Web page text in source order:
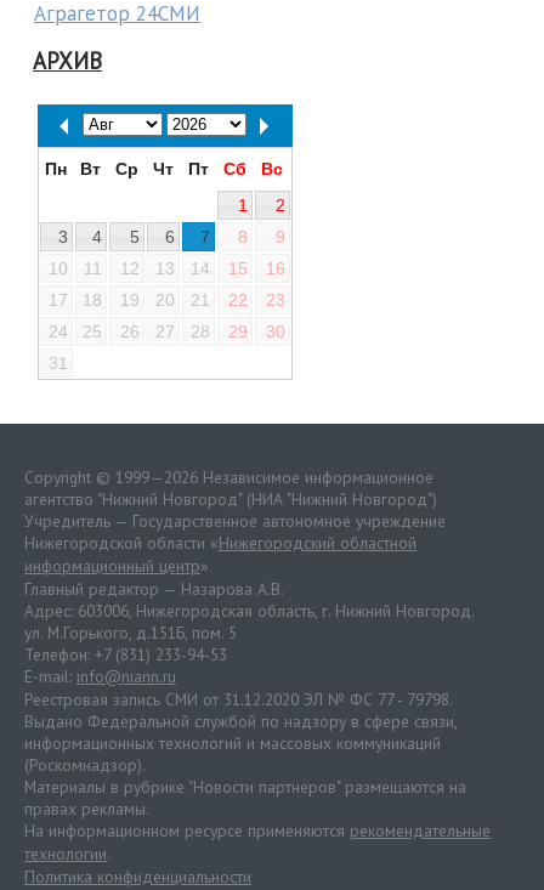
Аграгетор 24СМИ
АРХИВ
Пн Вт Ср Чт Пт Сб
Вс
1
2
3
4 5 6 7 8
9
10
11 12 13 14 15
16
17
18 19 20 21 22
23
24
25 26 27 28 29
30
31
Copyright © 1999—2026 Независимое информационное
агентство "Нижний Новгород" (НИА "Нижний Новгород")
Учредитель — Государственное автономное учреждение
Нижегородской области «Нижегородский областной
информационный центр»
Главный редактор — Назарова А.В.
Адрес: 603006, Нижегородская область, г. Нижний Новгород.
ул. М.Горького, д.151Б, пом. 5
Телефон: +7 (831) 233-94-53
E-mail: info@niann.ru
Реестровая запись СМИ от 31.12.2020 ЭЛ № ФС 77 - 79798.
Выдано Федеральной службой по надзору в сфере связи,
информационных технологий и массовых коммуникаций
(Роскомнадзор).
Материалы в рубрике "Новости партнеров" размещаются на
правах рекламы.
На информационном ресурсе применяются рекомендательные
технологии.
Политика конфиденциальности